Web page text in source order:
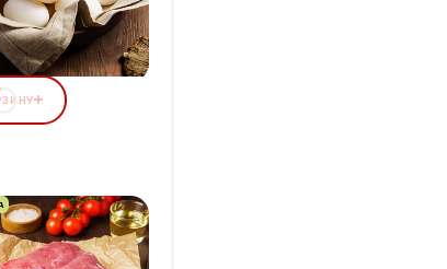
₽
ТЕЛЯЧЬЯ Б/К